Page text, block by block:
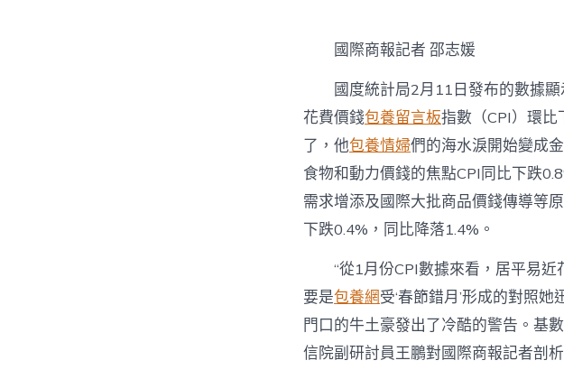
國際商報記者 邵志媛
國度統計局2月11日發布的數據
花費價錢包養留言板指數（CPI）環
了，他包養情婦們的海水淚開始變成
食物和動力價錢的焦點CPI同比下跌
需求增添及國際大批商品價錢傳導等
下跌0.4%，同比降落1.4%。
“從1月份CPI數據來看，居平易
要是包養網受‘春節錯月’形成的對照
門口的牛土豪發出了冷酷的警告。基
信院副研討員王鵬對國際商報記者剖析